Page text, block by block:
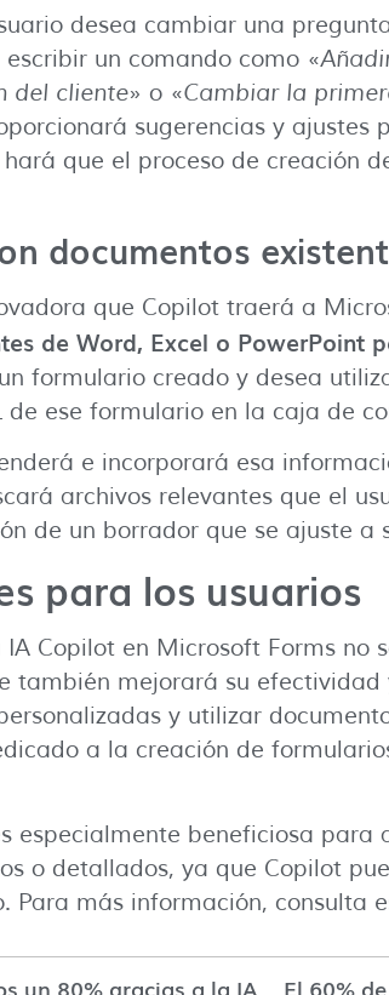
desea cambiar una
un comando como «
del cliente» o «Cambiar la
sugerencias y ajustes
que el proceso de creación
documentos
que Copilot traerá a
de Word, Excel o PowerPoint
formulario creado y desea
de ese formulario en la caja de
e incorporará esa
archivos relevantes que el
de un borrador que se ajuste a
para los usuarios
Copilot en Microsoft Forms no
también mejorará su
y utilizar
a la creación de
especialmente beneficiosa para
o detallados, ya que Copilot
Para más información, consulta
un 80% gracias a la IA
El 60%